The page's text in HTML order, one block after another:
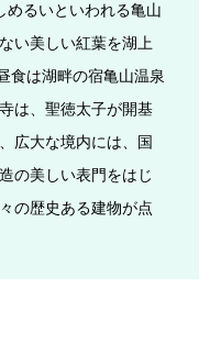
めるいといわれる亀山
い美しい紅葉を湖上
食は湖畔の宿亀山温泉
は、聖徳太子が開基
広大な境内には、国
の美しい表門をはじ
の歴史ある建物が点